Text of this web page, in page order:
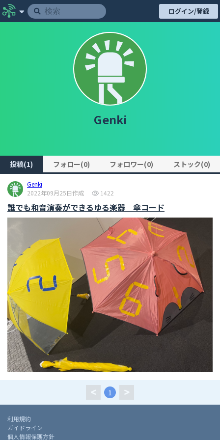
ログイン/登録
Genki
投稿(1) フォロー(0) フォロワー(0) ストック(0)
Genki
2022年09月25日作成
1422
誰でも和音演奏ができるゆる楽器 傘コード
1
利用規約
ガイドライン
個人情報保護方針